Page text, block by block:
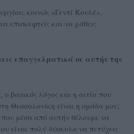
κοινώς «Γεντί Κουλέ».
επισκεφτείς και να μάθεις
επαγγελματικά σε αυτήν την
ο βασικός λόγος και η αιτία που
Θεσσαλονίκη είναι η ομάδα μου,
μέσα από αυτήν θέλουμε να
είναι πολύ δύσκολο να πετύχεις